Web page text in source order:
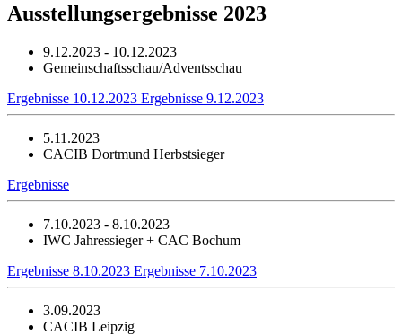
Ausstellungsergebnisse 2023
9.12.2023 - 10.12.2023
Gemeinschaftsschau/Adventsschau
Ergebnisse 10.12.2023 Ergebnisse 9.12.2023
5.11.2023
CACIB Dortmund Herbstsieger
Ergebnisse
7.10.2023 - 8.10.2023
IWC Jahressieger + CAC Bochum
Ergebnisse 8.10.2023 Ergebnisse 7.10.2023
3.09.2023
CACIB Leipzig